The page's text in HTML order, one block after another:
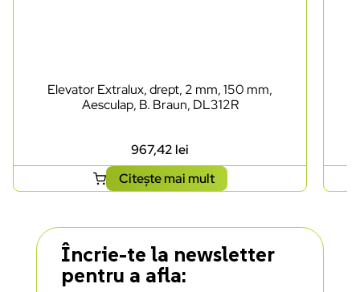
Elevator Extralux, drept, 2 mm, 150 mm,
Aesculap, B. Braun, DL312R
967,42 lei
Citește mai mult
Încrie-te la newsletter
pentru a afla: